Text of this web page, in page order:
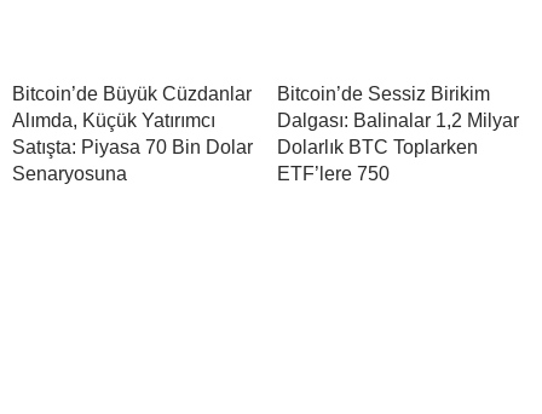
Bitcoin’de Büyük Cüzdanlar
Alımda, Küçük Yatırımcı
Satışta: Piyasa 70 Bin Dolar
Senaryosuna
Bitcoin’de Sessiz Birikim
Dalgası: Balinalar 1,2 Milyar
Dolarlık BTC Toplarken
ETF’lere 750